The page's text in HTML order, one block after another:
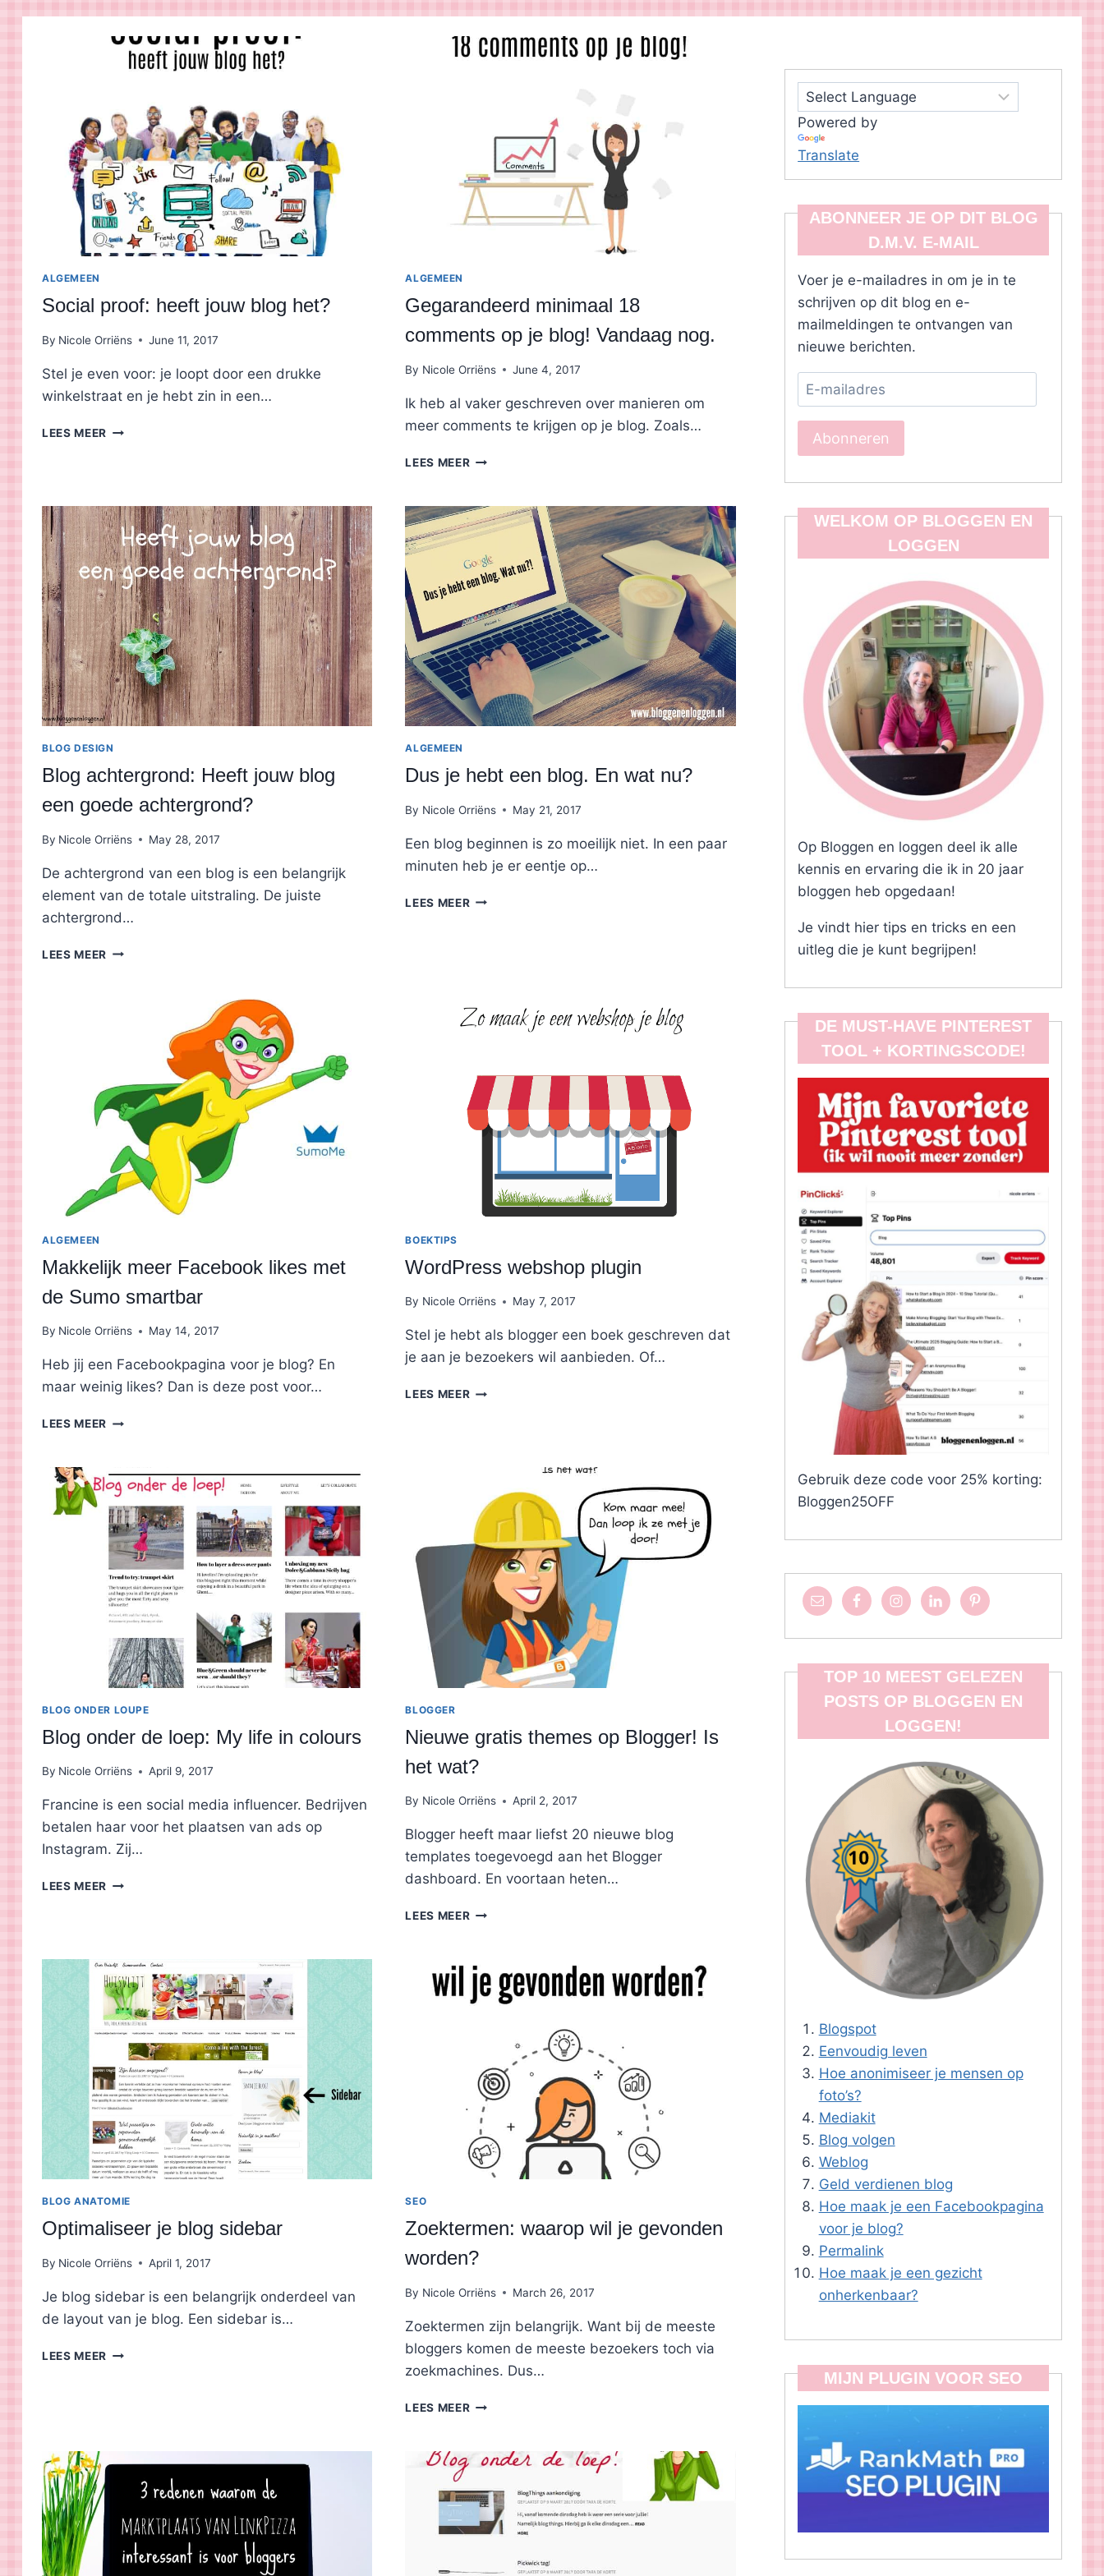
ALGEMEEN
Social proof: heeft jouw blog het?
By Nicole Orriëns June 11, 2017
Stel je even voor: je loopt door een drukke
winkelstraat en je hebt zin in een…
LEES MEER SOCIAL
HET?
ALGEMEEN
Gegarandeerd minimaal 18
comments op je blog! Vandaag nog.
By Nicole Orriëns June 4, 2017
Ik heb al vaker geschreven over manieren om
meer comments te krijgen op je blog. Zoals…
LEES MEERGEGARANDEERD
COMMENTS
OP
BLOG!
VANDAAG
BLOG DESIGN
Blog achtergrond: Heeft jouw blog
een goede achtergrond?
By Nicole Orriëns May 28, 2017
De achtergrond van een blog is een belangrijk
element van de totale uitstraling. De juiste
achtergrond…
LEES MEER BLOG
ACHTERGROND?
ALGEMEEN
Dus je hebt een blog. En wat nu?
By Nicole Orriëns May 21, 2017
Een blog beginnen is zo moeilijk niet. In een paar
minuten heb je er eentje op…
LEES MEERDUS
NU?
ALGEMEEN
Makkelijk meer Facebook likes met
de Sumo smartbar
By Nicole Orriëns May 14, 2017
Heb jij een Facebookpagina voor je blog? En
maar weinig likes? Dan is deze post voor…
LEES MEER MAKKELIJK
LIKES
MET
DE
SUMO
SMARTBAR
BOEKTIPS
WordPress webshop plugin
By Nicole Orriëns May 7, 2017
Stel je hebt als blogger een boek geschreven dat
je aan je bezoekers wil aanbieden. Of…
LEES MEERWORDPRESS
BLOG ONDER LOUPE
Blog onder de loep: My life in colours
By Nicole Orriëns April 9, 2017
Francine is een social media influencer. Bedrijven
betalen haar voor het plaatsen van ads op
Instagram. Zij…
LEES MEER BLOG
LIFE
IN
COLOURS
BLOGGER
Nieuwe gratis themes op Blogger! Is
het wat?
By Nicole Orriëns April 2, 2017
Blogger heeft maar liefst 20 nieuwe blog
templates toegevoegd aan het Blogger
dashboard. En voortaan heten…
LEES MEERNIEUWE
OP
BLOGGER!
IS
BLOG ANATOMIE
Optimaliseer je blog sidebar
By Nicole Orriëns April 1, 2017
Je blog sidebar is een belangrijk onderdeel van
de layout van je blog. Een sidebar is…
LEES MEER OPTIMALISEER
SEO
Zoektermen: waarop wil je gevonden
worden?
By Nicole Orriëns March 26, 2017
Zoektermen zijn belangrijk. Want bij de meeste
bloggers komen de meeste bezoekers toch via
zoekmachines. Dus…
LEES MEERZOEKTERMEN:
JE
WORDEN?
Powered by
Translate
ABONNEER JE OP DIT BLOG
D.M.V. E-MAIL
Voer je e-mailadres in om je in te
schrijven op dit blog en e-
mailmeldingen te ontvangen van
nieuwe berichten.
E-
mailadres
Abonneren
WELKOM OP BLOGGEN EN
LOGGEN
Op Bloggen en loggen deel ik alle
kennis en ervaring die ik in 20 jaar
bloggen heb opgedaan!
Je vindt hier tips en tricks en een
uitleg die je kunt begrijpen!
DE MUST-HAVE PINTEREST
TOOL + KORTINGSCODE!
Gebruik deze code voor 25% korting:
Bloggen25OFF
TOP 10 MEEST GELEZEN
POSTS OP BLOGGEN EN
LOGGEN!
Blogspot
Eenvoudig leven
Hoe anonimiseer je mensen op
foto’s?
Mediakit
Blog volgen
Weblog
Geld verdienen blog
Hoe maak je een Facebookpagina
voor je blog?
Permalink
Hoe maak je een gezicht
onherkenbaar?
MIJN PLUGIN VOOR SEO